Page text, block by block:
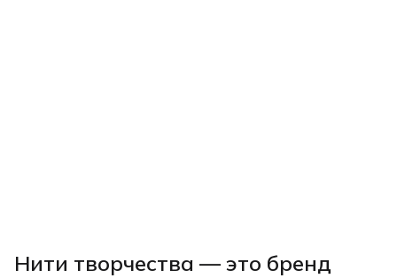
Нити творчества — это бренд